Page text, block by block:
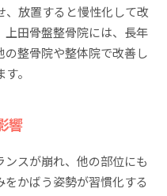
、放置すると慢性化して改
田骨盤整骨院には、長年
整骨院や整体院で改善し
。
響
スが崩れ、他の部位にも
かばう姿勢が習慣化する